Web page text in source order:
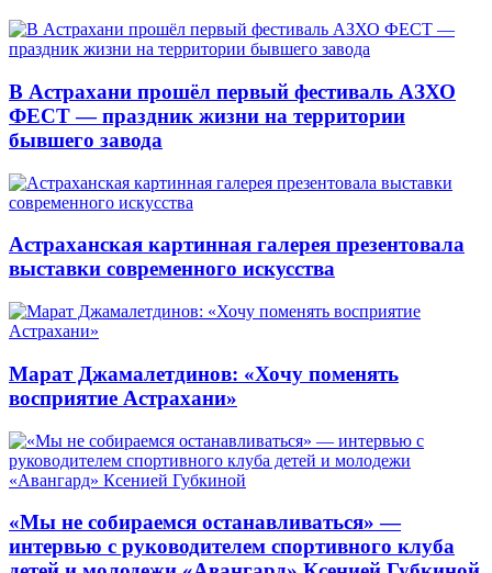
В Астрахани прошёл первый фестиваль АЗХО
ФЕСТ — праздник жизни на территории
бывшего завода
Астраханская картинная галерея презентовала
выставки современного искусства
Марат Джамалетдинов: «Хочу поменять
восприятие Астрахани»
«Мы не собираемся останавливаться» —
интервью с руководителем спортивного клуба